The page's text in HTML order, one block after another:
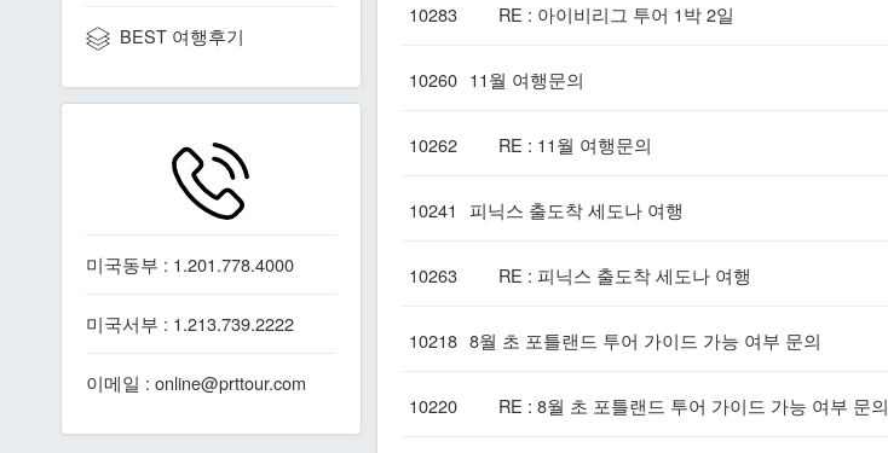
BEST 여행후기
미국동부 : 1.201.778.4000
미국서부 : 1.213.739.2222
이메일 : online@prttour.com
10283 RE : 아이비리그 투어 1박 2일
10260 11월 여행문의
10262 RE : 11월 여행문의
10241 피닉스 출도착 세도나 여행
10263 RE : 피닉스 출도착 세도나 여행
10218 8월 초 포틀랜드 투어 가이드 가능 여부 문의
10220 RE : 8월 초 포틀랜드 투어 가이드 가능 여부 문의